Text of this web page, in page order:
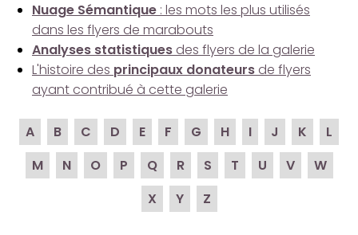
Nuage Sémantique : les mots les plus utilisés
dans les flyers de marabouts
Analyses statistiques des flyers de la galerie
L'histoire des principaux donateurs de flyers
ayant contribué à cette galerie
A B C D E F G H I J K
L
M
N O P Q R S T U V
W
X
Y Z